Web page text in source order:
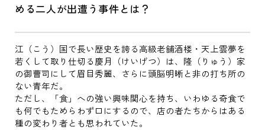
める二人が出遭う事件とは？
江（こう）国で長い歴史を誇る高級老舗酒楼・天上雲夢を
若くして取り仕切る慶月（けいげつ）は、隆（りゅう）家
の御曹司にして眉目秀麗、さらに頭脳明晰と非の打ち所の
ない青年だ。
ただし、「食」への強い興味関心を持ち、いわゆる奇食で
も何でもためらわず口にするので、店の者たちからはある
種の変わり者とも思われていた。